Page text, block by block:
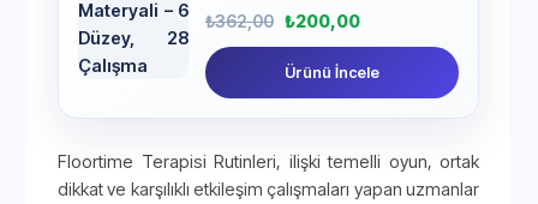
₺362,00 ₺200,00
Ürünü İncele
Floortime Terapisi Rutinleri, ilişki temelli oyun, ortak
dikkat ve karşılıklı etkileşim çalışmaları yapan uzmanlar